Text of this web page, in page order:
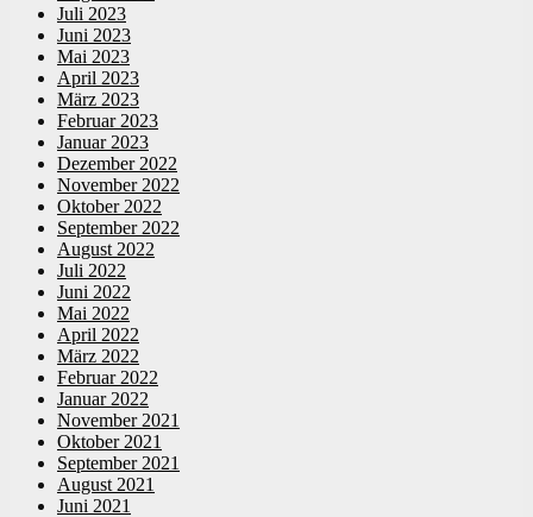
Juli 2023
Juni 2023
Mai 2023
April 2023
März 2023
Februar 2023
Januar 2023
Dezember 2022
November 2022
Oktober 2022
September 2022
August 2022
Juli 2022
Juni 2022
Mai 2022
April 2022
März 2022
Februar 2022
Januar 2022
November 2021
Oktober 2021
September 2021
August 2021
Juni 2021